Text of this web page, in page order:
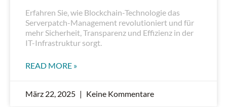
Erfahren Sie, wie Blockchain-Technologie das
Serverpatch-Management revolutioniert und für
mehr Sicherheit, Transparenz und Effizienz in der
IT-Infrastruktur sorgt.
READ MORE »
März 22, 2025 Keine Kommentare